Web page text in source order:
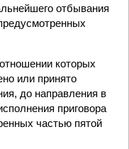
отбывания
которых
или принято
до направления в
приговора
частью пятой